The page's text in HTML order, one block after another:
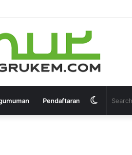
Pendaftaran